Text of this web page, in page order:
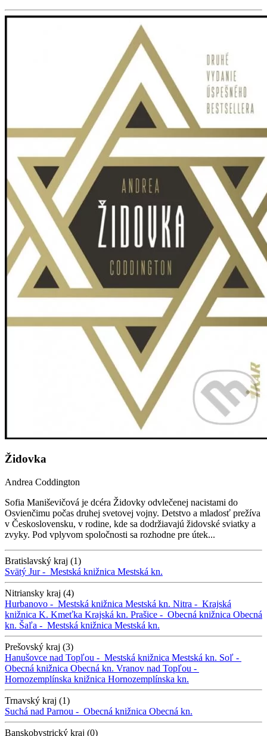
Židovka
Andrea Coddington
Sofia Maniševičová je dcéra Židovky odvlečenej nacistami do
Osvienčimu počas druhej svetovej vojny. Detstvo a mladosť prežíva
v Československu, v rodine, kde sa dodržiavajú židovské sviatky a
zvyky. Pod vplyvom spoločnosti sa rozhodne pre útek...
Bratislavský kraj (1)
Svätý Jur - Mestská knižnica Mestská kn.
Nitriansky kraj (4)
Hurbanovo - Mestská knižnica Mestská kn. Nitra - Krajská
knižnica K. Kmeťka Krajská kn. Prašice - Obecná knižnica Obecná
kn. Šaľa - Mestská knižnica Mestská kn.
Prešovský kraj (3)
Hanušovce nad Topľou - Mestská knižnica Mestská kn. Soľ -
Obecná knižnica Obecná kn. Vranov nad Topľou -
Hornozemplínska knižnica Hornozemplínska kn.
Trnavský kraj (1)
Suchá nad Parnou - Obecná knižnica Obecná kn.
Banskobystrický kraj (0)